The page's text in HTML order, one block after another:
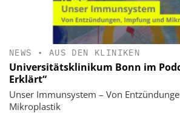
NEWS • AUS DEN KLINIKEN
Universitätsklinikum Bonn im
Erklärt“
Unser Immunsystem – Von
Mikroplastik